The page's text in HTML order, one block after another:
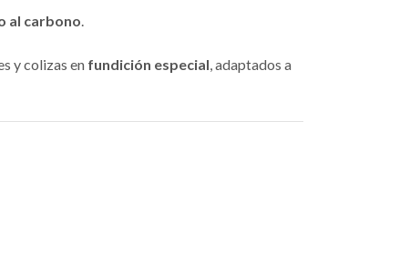
al carbono.
y colizas en fundición especial, adaptados a